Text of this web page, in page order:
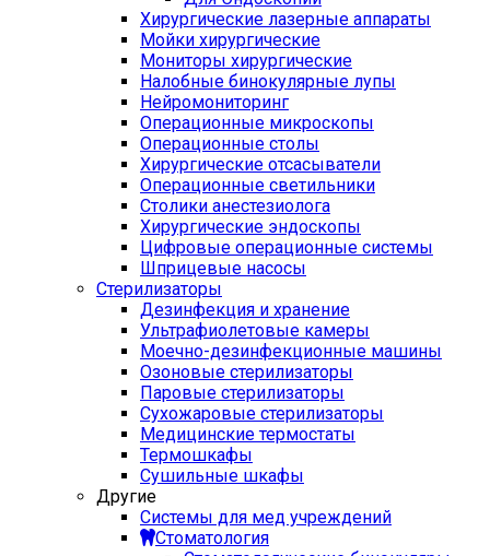
Хирургические лазерные аппараты
Мойки хирургические
Мониторы хирургические
Налобные бинокулярные лупы
Нейромониторинг
Операционные микроскопы
Операционные столы
Хирургические отсасыватели
Операционные светильники
Столики анестезиолога
Хирургические эндоскопы
Цифровые операционные системы
Шприцевые насосы
Стерилизаторы
Дезинфекция и хранение
Ультрафиолетовые камеры
Моечно-дезинфекционные машины
Озоновые стерилизаторы
Паровые стерилизаторы
Сухожаровые стерилизаторы
Медицинские термостаты
Термошкафы
Сушильные шкафы
Другие
Системы для мед учреждений
Стоматология